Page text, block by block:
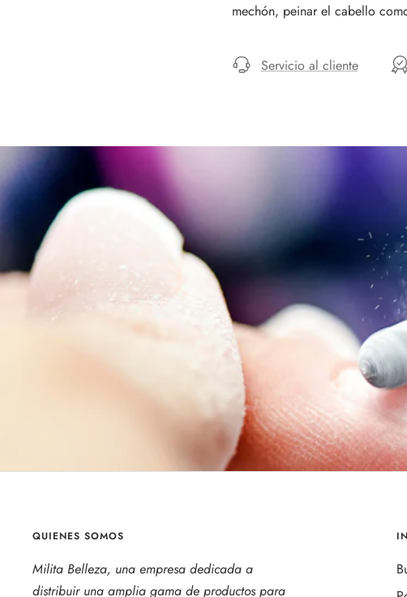
mechón, peinar el cabello
Servicio al cliente
QUIENES SOMOS
Milita Belleza, una empresa dedicada a
distribuir una amplia gama de productos para